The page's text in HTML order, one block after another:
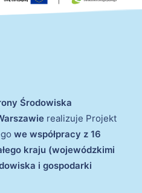
Środowiska
realizuje Projekt
we współpracy z 16
kraju (wojewódzkimi
i gospodarki